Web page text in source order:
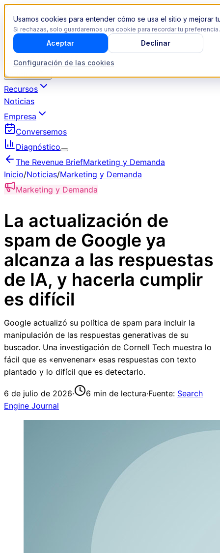
Usamos cookies para entender cómo se usa el sitio y
Si rechazas, solo guardaremos una cookie para recordar tu preferencia.
Configuración de las cookies
Aceptar Declinar
Recursos
Noticias
Empresa
Conversemos
Diagnóstico
The Revenue BriefMarketing y Demanda
Inicio/Noticias/Marketing y Demanda
Marketing y Demanda
La actualización de
spam de Google ya
alcanza a las respuestas
de IA, y hacerla cumplir
es difícil
Google actualizó su política de spam para incluir la
manipulación de las respuestas generativas de su
buscador. Una investigación de Cornell Tech muestra lo
fácil que es «envenenar» esas respuestas con texto
plantado y lo difícil que es detectarlo.
6 de julio de 2026· 6 min de lectura·Fuente: Search
Engine Journal